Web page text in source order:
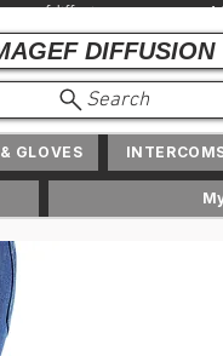
+
DIFFUSION
Search
GLOVES